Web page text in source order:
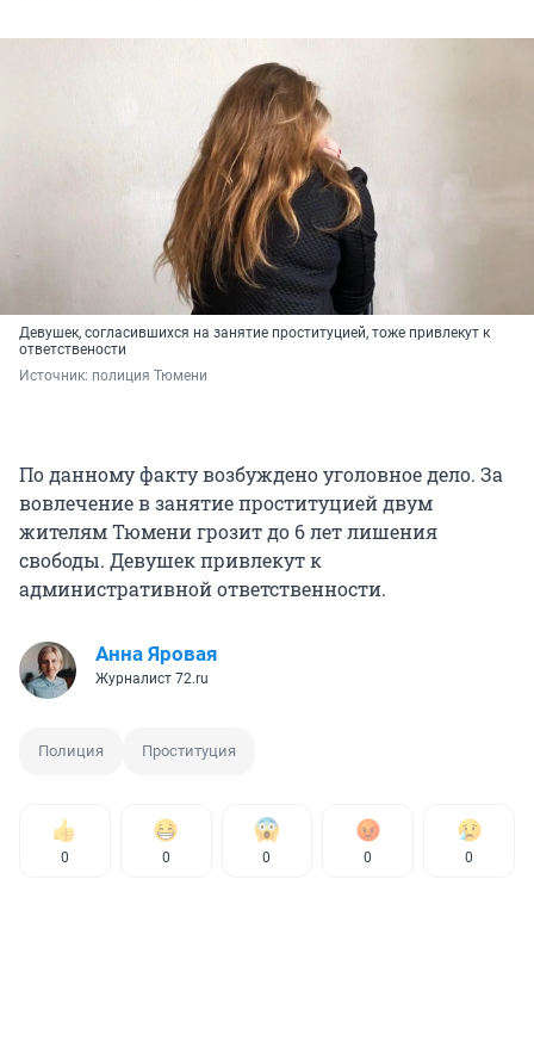
Девушек, согласившихся на занятие проституцией, тоже привлекут к
ответствености
Источник: полиция Тюмени
По данному факту возбуждено уголовное дело. За
вовлечение в занятие проституцией двум
жителям Тюмени грозит до 6 лет лишения
свободы. Девушек привлекут к
административной ответственности.
Анна Яровая
Журналист 72.ru
Полиция Проституция
0 0 0 0 0